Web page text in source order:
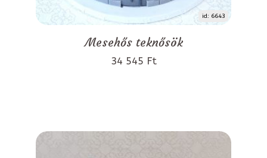
id: 6643
Mesehős teknősök
34 545 Ft